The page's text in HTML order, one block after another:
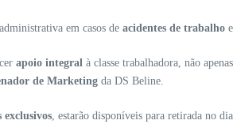
em casos de acidentes de trabalho
apoio integral à classe trabalhadora, não
de Marketing da DS Beline.
exclusivos, estarão disponíveis para retirada no